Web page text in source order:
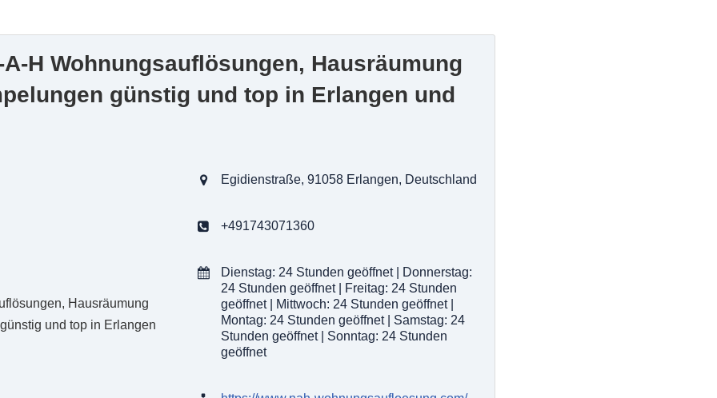
Gegenstände
Möbel an Sozialkaufhäuser
und Besichtigung zur Preisermittlung
einschließlich Verpackung und Transport
Asbest-Entsorgung
H Wohnungsauflösungen, Hausräumung
günstig und top in Erlangen und
Egidienstraße, 91058 Erlangen, Deutschland
+491743071360
Dienstag: 24 Stunden geöffnet | Donnerstag:
24 Stunden geöffnet | Freitag: 24 Stunden
geöffnet | Mittwoch: 24 Stunden geöffnet |
Montag: 24 Stunden geöffnet | Samstag: 24
Stunden geöffnet | Sonntag: 24 Stunden
geöffnet